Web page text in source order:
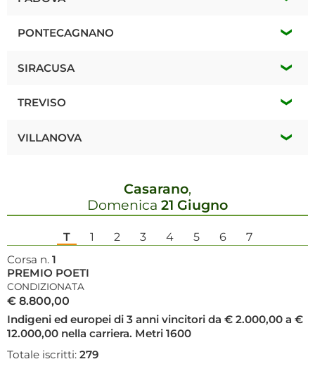
Mercoledí 12 Agosto
PONTECAGNANO
Mercoledí 12 Agosto
SIRACUSA
Mercoledí 12 Agosto
TREVISO
Domenica 16 Agosto
VILLANOVA
Casarano,
Domenica 21 Giugno
T 1 2 3 4 5 6
7
Corsa n. 1
PREMIO POETI
CONDIZIONATA
€ 8.800,00
Indigeni ed europei di 3 anni vincitori da € 2.000,00 a €
12.000,00 nella carriera. Metri 1600
Totale iscritti: 279